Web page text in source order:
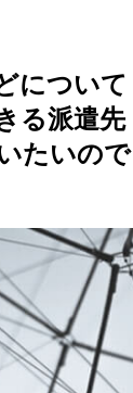
について
る派遣先
たいので